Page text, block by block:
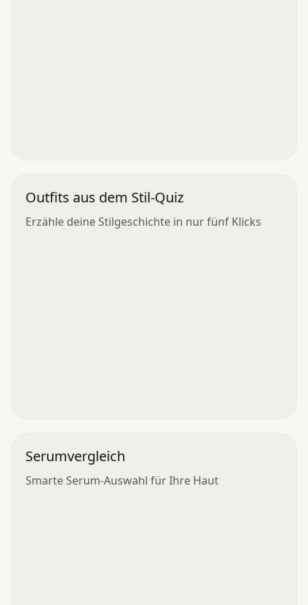
Outfits aus dem Stil-Quiz
Erzähle deine Stilgeschichte in nur fünf Klicks
Serumvergleich
Smarte Serum-Auswahl für Ihre Haut